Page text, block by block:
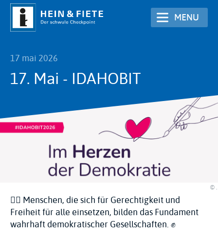
Aller
contenu
MENU
17 mai 2026
17. Mai - IDAHOBIT
© .
🏳️‍🌈 Menschen, die sich für Gerechtigkeit und
Freiheit für alle einsetzen, bilden das Fundament
wahrhaft demokratischer Gesellschaften. ✊